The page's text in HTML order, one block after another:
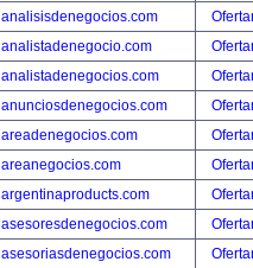
analisisdenegocios.com
analistadenegocio.com
analistadenegocios.com
anunciosdenegocios.com
areadenegocios.com
areanegocios.com
argentinaproducts.com
asesoresdenegocios.com
asesoriasdenegocios.com